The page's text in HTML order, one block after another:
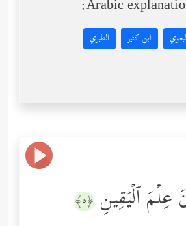
Arabic
ابن كثير الطبري
عِلۡمَ ٱلۡیَقِینِ ﴿٥﴾